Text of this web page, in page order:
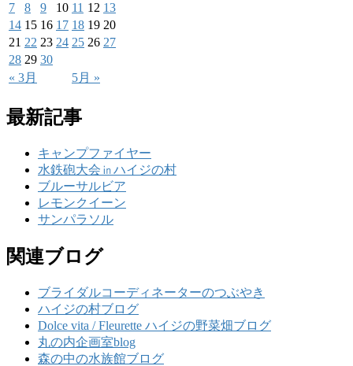
« 3月 5月 »
7
8 9 10 11 12 13
14 15 16 17 18 19 20
21 22 23 24 25 26 27
28 29 30
最新記事
キャンプファイヤー
水鉄砲大会㏌ハイジの村
ブルーサルビア
レモンクイーン
サンパラソル
関連ブログ
ブライダルコーディネーターのつぶやき
ハイジの村ブログ
Dolce vita / Fleurette ハイジの野菜畑ブログ
丸の内企画室blog
森の中の水族館ブログ